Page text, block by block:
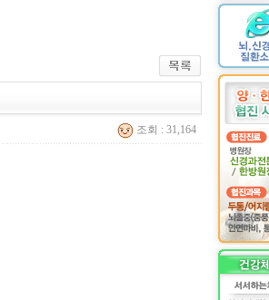
조회 : 31,164